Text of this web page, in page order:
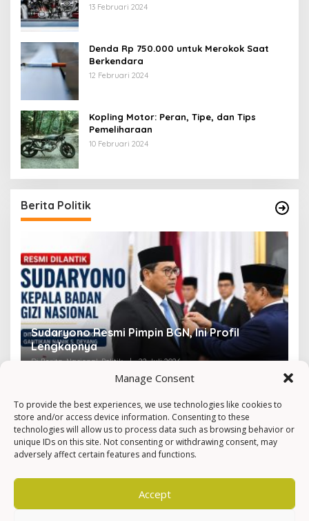
Manage Consent
To provide the best experiences, we use technologies like cookies to
store and/or access device information. Consenting to these
technologies will allow us to process data such as browsing behavior or
unique IDs on this site. Not consenting or withdrawing consent, may
adversely affect certain features and functions.
Accept
13 Februari 2024
Denda Rp 750.000 untuk Merokok Saat
Berkendara
12 Februari 2024
Kopling Motor: Peran, Tipe, dan Tips
Pemeliharaan
10 Februari 2024
Berita Politik
Sudaryono Resmi Pimpin BGN, Ini Profil
Lengkapnya
Di Berita, Nasional, Politik | 22 Juli 2026 Di